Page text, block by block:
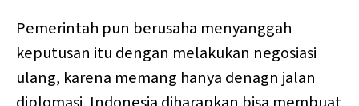
Pemerintah pun berusaha menyanggah
keputusan itu dengan melakukan negosiasi
ulang, karena memang hanya denagn jalan